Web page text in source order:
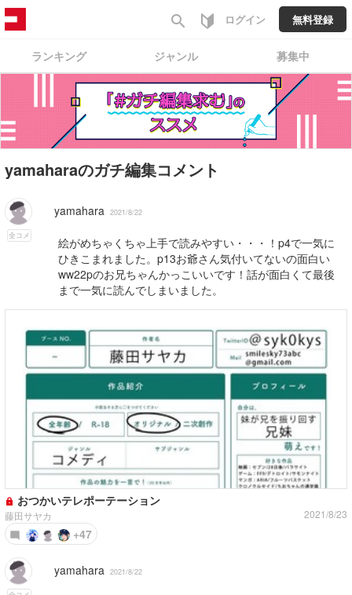
search ログイン 無料登録
ランキング ジャンル 募集中
yamaharaのガチ編集コメント
全コメ
yamahara 2021/8/22
絵がめちゃくちゃ上手で読みやすい・・・！p4で一気に
ひきこまれました。p13お爺さん気付いてないの面白い
ww22pのお兄ちゃんかっこいいです！話が面白くて最後
まで一気に読んでしまいました。
おつかいテレポーテーション
藤田サヤカ 2021/8/23
+47
yamahara 2021/8/22